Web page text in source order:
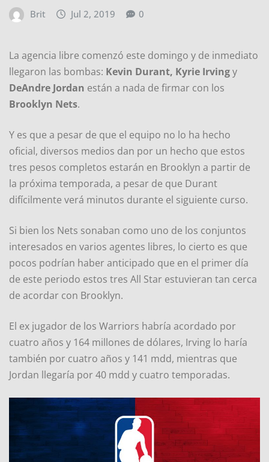
Brit Jul 2, 2019 0
La agencia libre comenzó este domingo y de inmediato
llegaron las bombas: Kevin Durant, Kyrie Irvingy
DeAndre Jordan están a nada de firmar con los
Brooklyn Nets.
Y es que a pesar de que el equipo no lo ha hecho
oficial, diversos medios dan por un hecho que estos
tres pesos completos estarán en Brooklyn a partir de
la próxima temporada, a pesar de que Durant
difícilmente verá minutos durante el siguiente curso.
Si bien los Nets sonaban como uno de los conjuntos
interesados en varios agentes libres, lo cierto es que
pocos podrían haber anticipado que en el primer día
de este periodo estos tres All Star estuvieran tan cerca
de acordar con Brooklyn.
El ex jugador de los Warriors habría acordado por
cuatro años y 164 millones de dólares, Irving lo haría
también por cuatro años y 141 mdd, mientras que
Jordan llegaría por 40 mdd y cuatro temporadas.